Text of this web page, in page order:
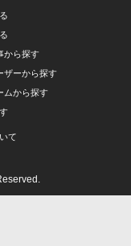
から探す
ザーから探す
ムから探す
て